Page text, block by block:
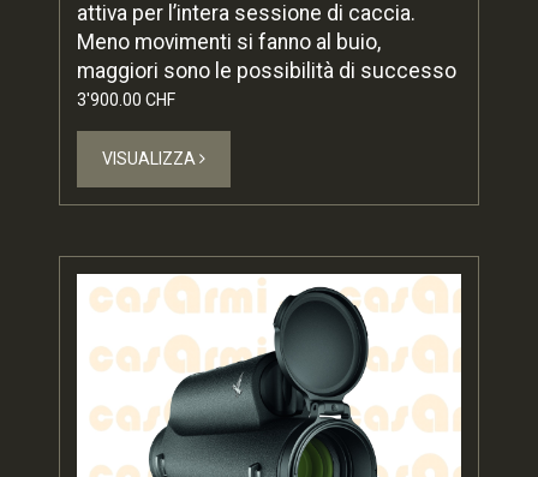
attiva per l’intera sessione di caccia.
Meno movimenti si fanno al buio,
maggiori sono le possibilità di successo
3'900.00 CHF
VISUALIZZA